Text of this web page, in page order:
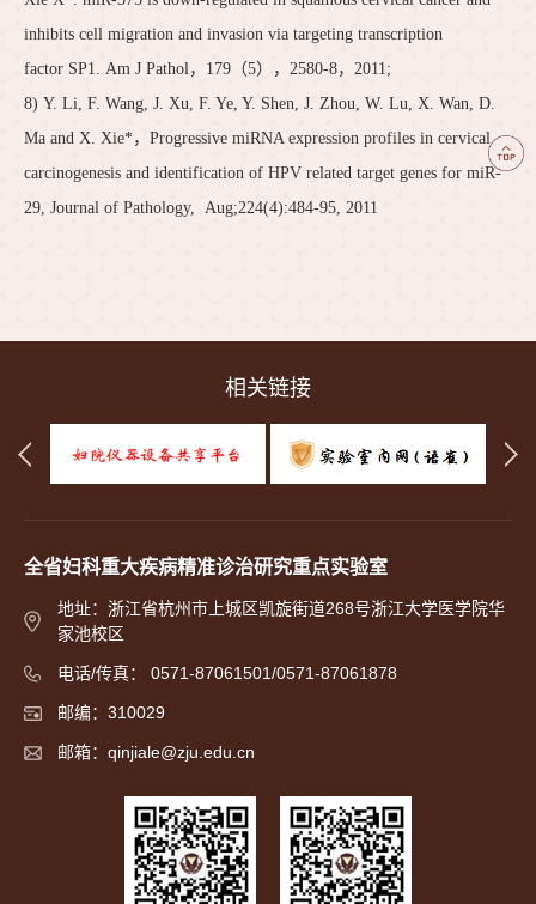
inhibits cell migration and invasion via targeting transcription
factor SP1. Am J Pathol，179（5），2580-8，2011;
8) Y. Li, F. Wang, J. Xu, F. Ye, Y. Shen, J. Zhou, W. Lu, X. Wan, D.
Ma and X. Xie*，Progressive miRNA expression profiles in cervical
carcinogenesis and identification of HPV related target genes for miR-
29, Journal of Pathology, Aug;224(4):484-95, 2011
相关链接
全省妇科重大疾病精准诊治研究重点实验室
地址：浙江省杭州市上城区凯旋街道268号浙江大学医学院华
家池校区
电话/传真： 0571-87061501/0571-87061878
邮编：310029
邮箱：qinjiale@zju.edu.cn